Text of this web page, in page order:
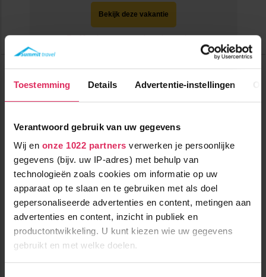
Toestemming Details Advertentie-instellingen
Verantwoord gebruik van uw gegevens
Wij en onze 1022 partners verwerken je persoonlijke
gegevens (bijv. uw IP-adres) met behulp van
technologieën zoals cookies om informatie op uw
apparaat op te slaan en te gebruiken met als doel
gepersonaliseerde advertenties en content, metingen aan
advertenties en content, inzicht in publiek en
productontwikkeling. U kunt kiezen wie uw gegevens
gebruikt en met welke doelen.
Bekijk deze vakantie
Tot 10 weken voor vertrek gratis annuleren
Tot
Knusse appartementen (max. 8 personen) met ideale ligging
t.o.v. de skilift, piste en het centrum van La Toussuire!
vanaf
367
100m tot centrum